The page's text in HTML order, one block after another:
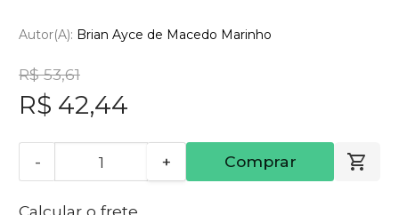
Autor(a): Brian Ayce de Macedo Marinho
R$ 53,61
R$ 42,44
- + Comprar
Calcular o frete